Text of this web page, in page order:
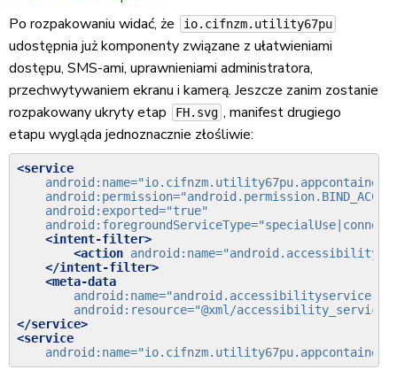
Po rozpakowaniu widać, że io.cifnzm.utility67pu
udostępnia już komponenty związane z ułatwieniami
dostępu, SMS-ami, uprawnieniami administratora,
przechwytywaniem ekranu i kamerą. Jeszcze zanim zostanie
rozpakowany ukryty etap
FH.svg , manifest drugiego
etapu wygląda jednoznacznie złośliwie:
<service
android:name=
android:permission=
android:exported="true"
android:foregroundServiceType=
<intent-filter>
<action android:name=
</intent-filter>
<meta-data
android:name="android.accessibilityservice"
android:resource="@xml/
</service>
<service
android:name=